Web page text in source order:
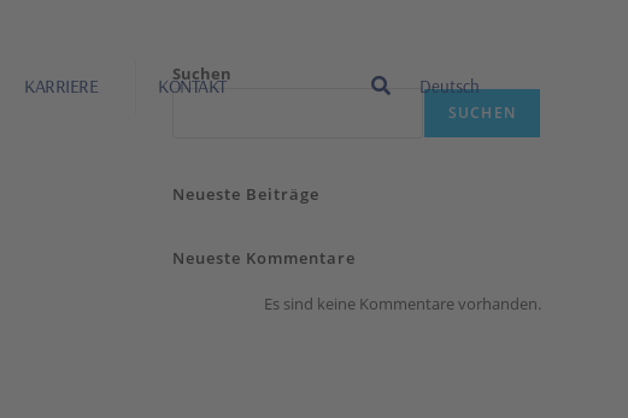
KARRIERE KONTAKT Deutsch
Suchen
SUCHEN
Neueste Beiträge
Neueste Kommentare
Es sind keine Kommentare vorhanden.